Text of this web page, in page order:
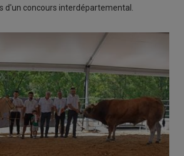
d'un concours interdépartemental.